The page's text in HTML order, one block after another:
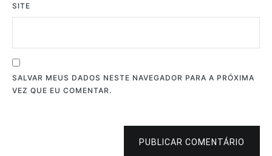
SITE
SALVAR MEUS DADOS NESTE NAVEGADOR PARA A PRÓXIMA
VEZ QUE EU COMENTAR.
PUBLICAR COMENTÁRIO